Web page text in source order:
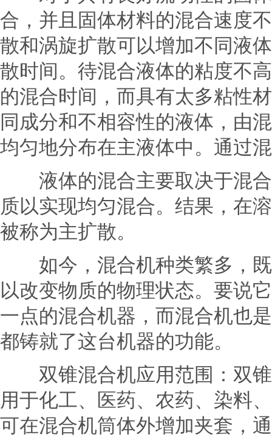
合，并且固体材料的混合速度
散和涡旋扩散可以增加不同液
散时间。待混合液体的粘度不
的混合时间，而具有太多粘性
同成分和不相容性的液体，由
均匀地分布在主液体中。通过
液体的混合主要取决于混
质以实现均匀混合。结果，在
被称为主扩散。
如今，混合机种类繁多，既
以改变物质的物理状态。要说
一点的混合机器，而混合机也
都铸就了这台机器的功能。
双锥混合机应用范围：双锥
用于化工、医药、农药、染料
可在混合机筒体外增加夹套，